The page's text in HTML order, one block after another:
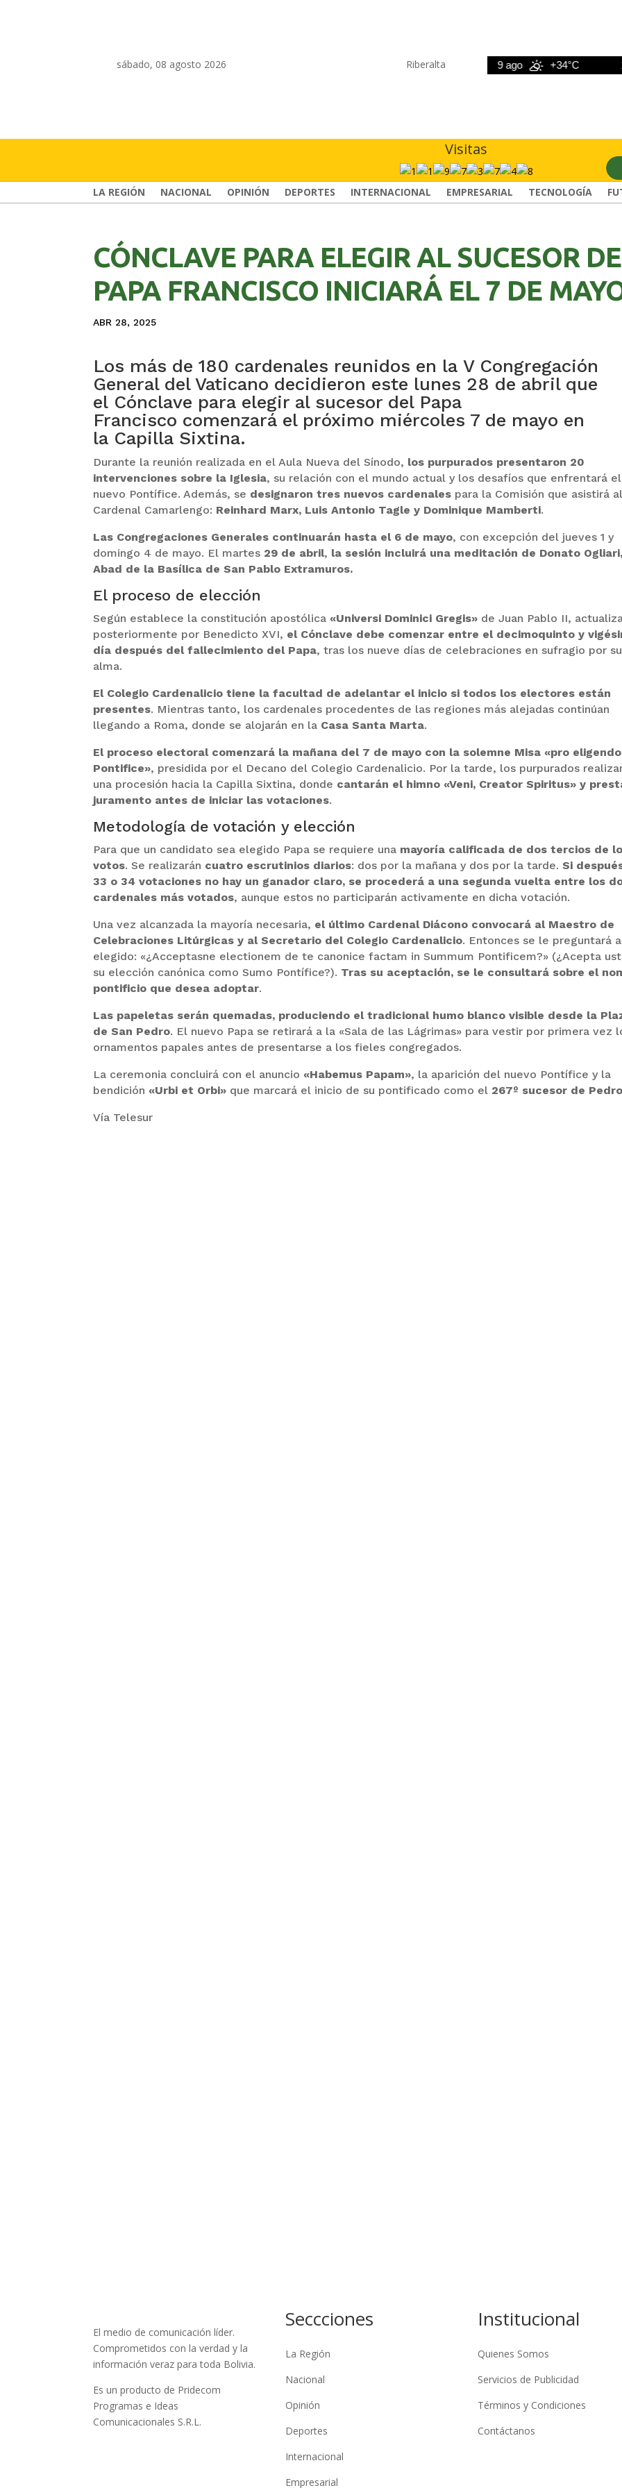
sábado, 08 agosto 2026 Riberalta
+33°C 9 ago +34°C 10
Visitas
LA REGIÓN NACIONAL OPINIÓN DEPORTES INTERNACIONAL EMPRESARIAL TECNOLOGÍA
CÓNCLAVE PARA ELEGIR AL SUCESOR
PAPA FRANCISCO INICIARÁ EL 7 DE
ABR 28, 2025
Los más de 180 cardenales reunidos en la V Congregación
General del Vaticano decidieron este lunes 28 de abril que
el Cónclave para elegir al sucesor del Papa
Francisco comenzará el próximo miércoles 7 de mayo en
la Capilla Sixtina.
Durante la reunión realizada en el Aula Nueva del Sínodo, los purpurados presentaron 20
intervenciones sobre la Iglesia, su relación con el mundo actual y los desafíos que enfrentará el
nuevo Pontífice. Además, se designaron tres nuevos cardenales para la Comisión que asistirá al
Cardenal Camarlengo: Reinhard Marx, Luis Antonio Tagle y Dominique Mamberti.
Las Congregaciones Generales continuarán hasta el 6 de mayo, con excepción del jueves 1 y
domingo 4 de mayo. El martes 29 de abril, la sesión incluirá una meditación de Donato Ogliari,
Abad de la Basílica de San Pablo Extramuros.
El proceso de elección
Según establece la constitución apostólica «Universi Dominici Gregis» de Juan Pablo II,
posteriormente por Benedicto XVI, el Cónclave debe comenzar entre el decimoquinto y
día después del fallecimiento del Papa, tras los nueve días de celebraciones en sufragio por su
alma.
El Colegio Cardenalicio tiene la facultad de adelantar el inicio si todos los electores están
presentes. Mientras tanto, los cardenales procedentes de las regiones más alejadas continúan
llegando a Roma, donde se alojarán en la Casa Santa Marta.
El proceso electoral comenzará la mañana del 7 de mayo con la solemne Misa «pro eligendo
Pontifice», presidida por el Decano del Colegio Cardenalicio. Por la tarde, los purpurados
una procesión hacia la Capilla Sixtina, donde cantarán el himno «Veni, Creator Spiritus» y
juramento antes de iniciar las votaciones.
Metodología de votación y elección
Para que un candidato sea elegido Papa se requiere una mayoría calificada de dos tercios de
votos. Se realizarán cuatro escrutinios diarios: dos por la mañana y dos por la tarde.Si
33 o 34 votaciones no hay un ganador claro, se procederá a una segunda vuelta entre los
cardenales más votados, aunque estos no participarán activamente en dicha votación.
Una vez alcanzada la mayoría necesaria, el último Cardenal Diácono convocará al Maestro de
Celebraciones Litúrgicas y al Secretario del Colegio Cardenalicio. Entonces se le preguntará
elegido: «¿Acceptasne electionem de te canonice factam in Summum Pontificem?» (¿Acepta
su elección canónica como Sumo Pontífice?). Tras su aceptación, se le consultará sobre el
pontificio que desea adoptar.
Las papeletas serán quemadas, produciendo el tradicional humo blanco visible desde la
de San Pedro. El nuevo Papa se retirará a la «Sala de las Lágrimas» para vestir por primera vez
ornamentos papales antes de presentarse a los fieles congregados.
La ceremonia concluirá con el anuncio «Habemus Papam», la aparición del nuevo Pontífice y la
bendición «Urbi et Orbi» que marcará el inicio de su pontificado como el 267º sucesor de Pedro
Vía Telesur
El medio de comunicación líder.
Comprometidos con la verdad y la
información veraz para toda Bolivia.
Es un producto de Pridecom
Programas e Ideas
Comunicacionales S.R.L.
Seccciones
La Región
Nacional
Opinión
Deportes
Internacional
Empresarial
Institucional
Quienes Somos
Servicios de Publicidad
Términos y Condiciones
Contáctanos